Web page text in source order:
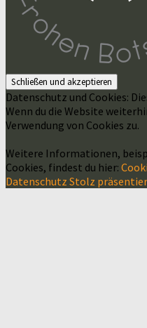
Datenschutz und Cookies:
Wenn du die Website
Verwendung von Cookies zu.
Weitere Informationen,
Cookies, findest du hier:
Datenschutz Stolz